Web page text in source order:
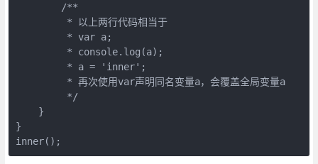
        /**
         * 以上两行代码相当于
         * var a;
         * console.log(a);
         * a = 'inner';
         * 再次使用var声明同名变量a，会覆盖全局变量a
         */
    }
}
inner();